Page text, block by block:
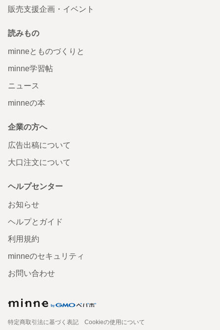
販売支援企画・イベント
読みもの
minneとものづくりと
minne学習帖
ニュース
minneの本
企業の方へ
広告出稿について
大口注文について
ヘルプセンター
お知らせ
ヘルプとガイド
利用規約
minneのセキュリティ
お問い合わせ
特定商取引法に基づく表記
Cookieの使用について